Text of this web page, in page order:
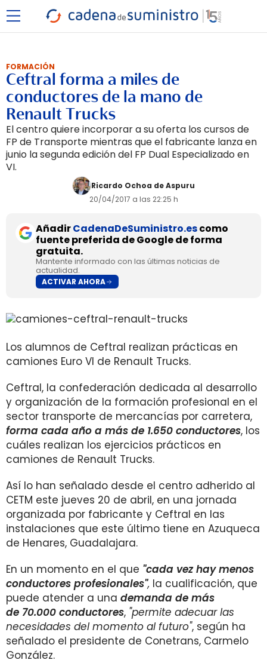
FORMACIÓN
Ceftral forma a miles de
conductores de la mano de
Renault Trucks
El centro quiere incorporar a su oferta los cursos de
FP de Transporte mientras que el fabricante lanza en
junio la segunda edición del FP Dual Especializado en
VI.
Ricardo Ochoa de Aspuru
20/04/2017 a las 22:25 h
AñadirCadenaDeSuministro.escomo
fuente preferida de Google de forma
gratuita.
Mantente informado con las últimas noticias de
actualidad.
ACTIVAR AHORA
Los alumnos de Ceftral realizan prácticas en
camiones Euro VI de Renault Trucks.
Ceftral, la confederación dedicada al desarrollo
y organización de la formación profesional en el
sector transporte de mercancías por carretera,
forma cada año a más de 1.650 conductores, los
cuáles realizan los ejercicios prácticos en
camiones de Renault Trucks.
Así lo han señalado desde el centro adherido al
CETM este jueves 20 de abril, en una jornada
organizada por fabricante y Ceftral en las
instalaciones que este último tiene en Azuqueca
de Henares, Guadalajara.
En un momento en el que "cada vez hay menos
conductores profesionales", la cualificación, que
puede atender a una demanda de más
de 70.000 conductores, "permite adecuar las
necesidades del momento al futuro", según ha
señalado el presidente de Conetrans, Carmelo
González.